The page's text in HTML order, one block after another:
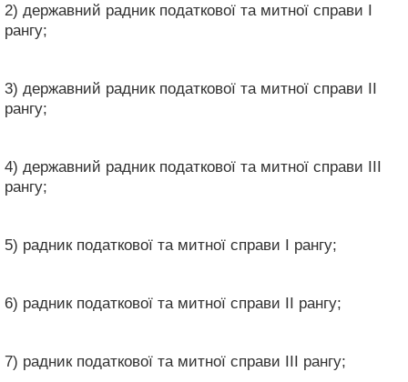
2) державний радник податкової та митної справи I
рангу;
3) державний радник податкової та митної справи II
рангу;
4) державний радник податкової та митної справи III
рангу;
5) радник податкової та митної справи I рангу;
6) радник податкової та митної справи II рангу;
7) радник податкової та митної справи III рангу;